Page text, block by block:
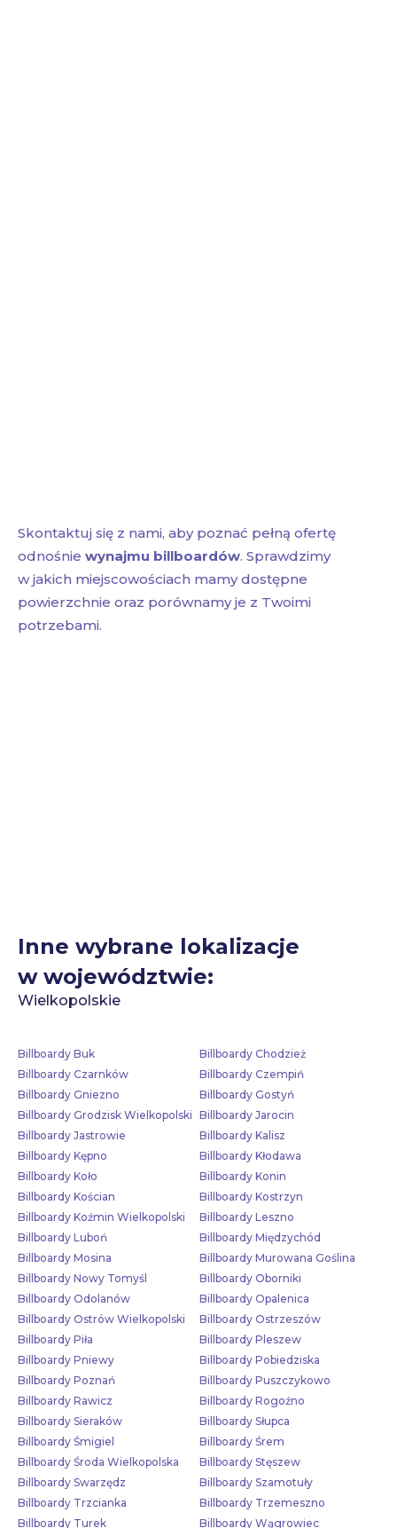
Skontaktuj się z nami, aby poznać pełną ofertę
odnośnie wynajmu billboardów. Sprawdzimy
w jakich miejscowościach mamy dostępne
powierzchnie oraz porównamy je z Twoimi
potrzebami.
Inne wybrane lokalizacje
w województwie:
Wielkopolskie
Billboardy Buk
Billboardy Chodzież
Billboardy Czarnków
Billboardy Czempiń
Billboardy Gniezno
Billboardy Gostyń
Billboardy Grodzisk Wielkopolski Billboardy Jarocin
Billboardy Jastrowie
Billboardy Kalisz
Billboardy Kępno
Billboardy Kłodawa
Billboardy Koło
Billboardy Konin
Billboardy Kościan
Billboardy Kostrzyn
Billboardy Koźmin Wielkopolski
Billboardy Leszno
Billboardy Luboń
Billboardy Międzychód
Billboardy Mosina
Billboardy Murowana Goślina
Billboardy Nowy Tomyśl
Billboardy Oborniki
Billboardy Odolanów
Billboardy Opalenica
Billboardy Ostrów Wielkopolski
Billboardy Ostrzeszów
Billboardy Piła
Billboardy Pleszew
Billboardy Pniewy
Billboardy Pobiedziska
Billboardy Poznań
Billboardy Puszczykowo
Billboardy Rawicz
Billboardy Rogoźno
Billboardy Sieraków
Billboardy Słupca
Billboardy Śmigiel
Billboardy Śrem
Billboardy Środa Wielkopolska
Billboardy Stęszew
Billboardy Swarzędz
Billboardy Szamotuły
Billboardy Trzcianka
Billboardy Trzemeszno
Billboardy Turek
Billboardy Wągrowiec